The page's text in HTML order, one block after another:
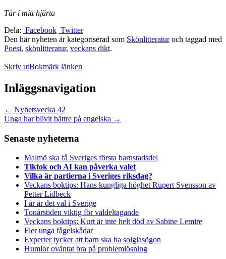
Tår i mitt hjärta
Dela: Facebook Twitter
Den här nyheten är kategoriserad som Skönlitteraturoch taggad med
Poesi, skönlitteratur, veckans dikt.
Skriv utBokmärk länken
Inläggsnavigation
← Nyhetsvecka 42
Unga har blivit bättre på engelska →
Senaste nyheterna
Malmö ska få Sveriges första barnstadsdel
Tiktok och AI kan påverka valet
Vilka är partierna i Sveriges riksdag?
Veckans boktips: Hans kungliga höghet Rupert Svensson av
Petter Lidbeck
I år är det val i Sverige
Tonårstiden viktig för valdeltagande
Veckans boktips: Kurt är inte helt död av Sabine Lemire
Fler unga fågelskådar
Experter tycker att barn ska ha solglasögon
Humlor oväntat bra på problemlösning